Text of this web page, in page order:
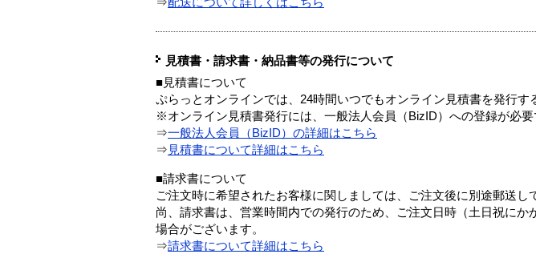
⇒配送について詳しくはこちら
見積書・請求書・納品書等の発行について
■見積書について
ぷらっとオンラインでは、24時間いつでもオンライン見積書を発行す
※オンライン見積書発行には、一般法人会員（BizID）への登録が必要
⇒一般法人会員（BizID）の詳細はこちら
⇒ 見積書について詳細はこちら
■請求書について
ご注文時に希望されたお客様に関しましては、ご注文後に別途郵送し
尚、請求書は、営業時間内での発行のため、ご注文日時（土日祝に
場合がございます。
⇒請求書について詳細はこちら